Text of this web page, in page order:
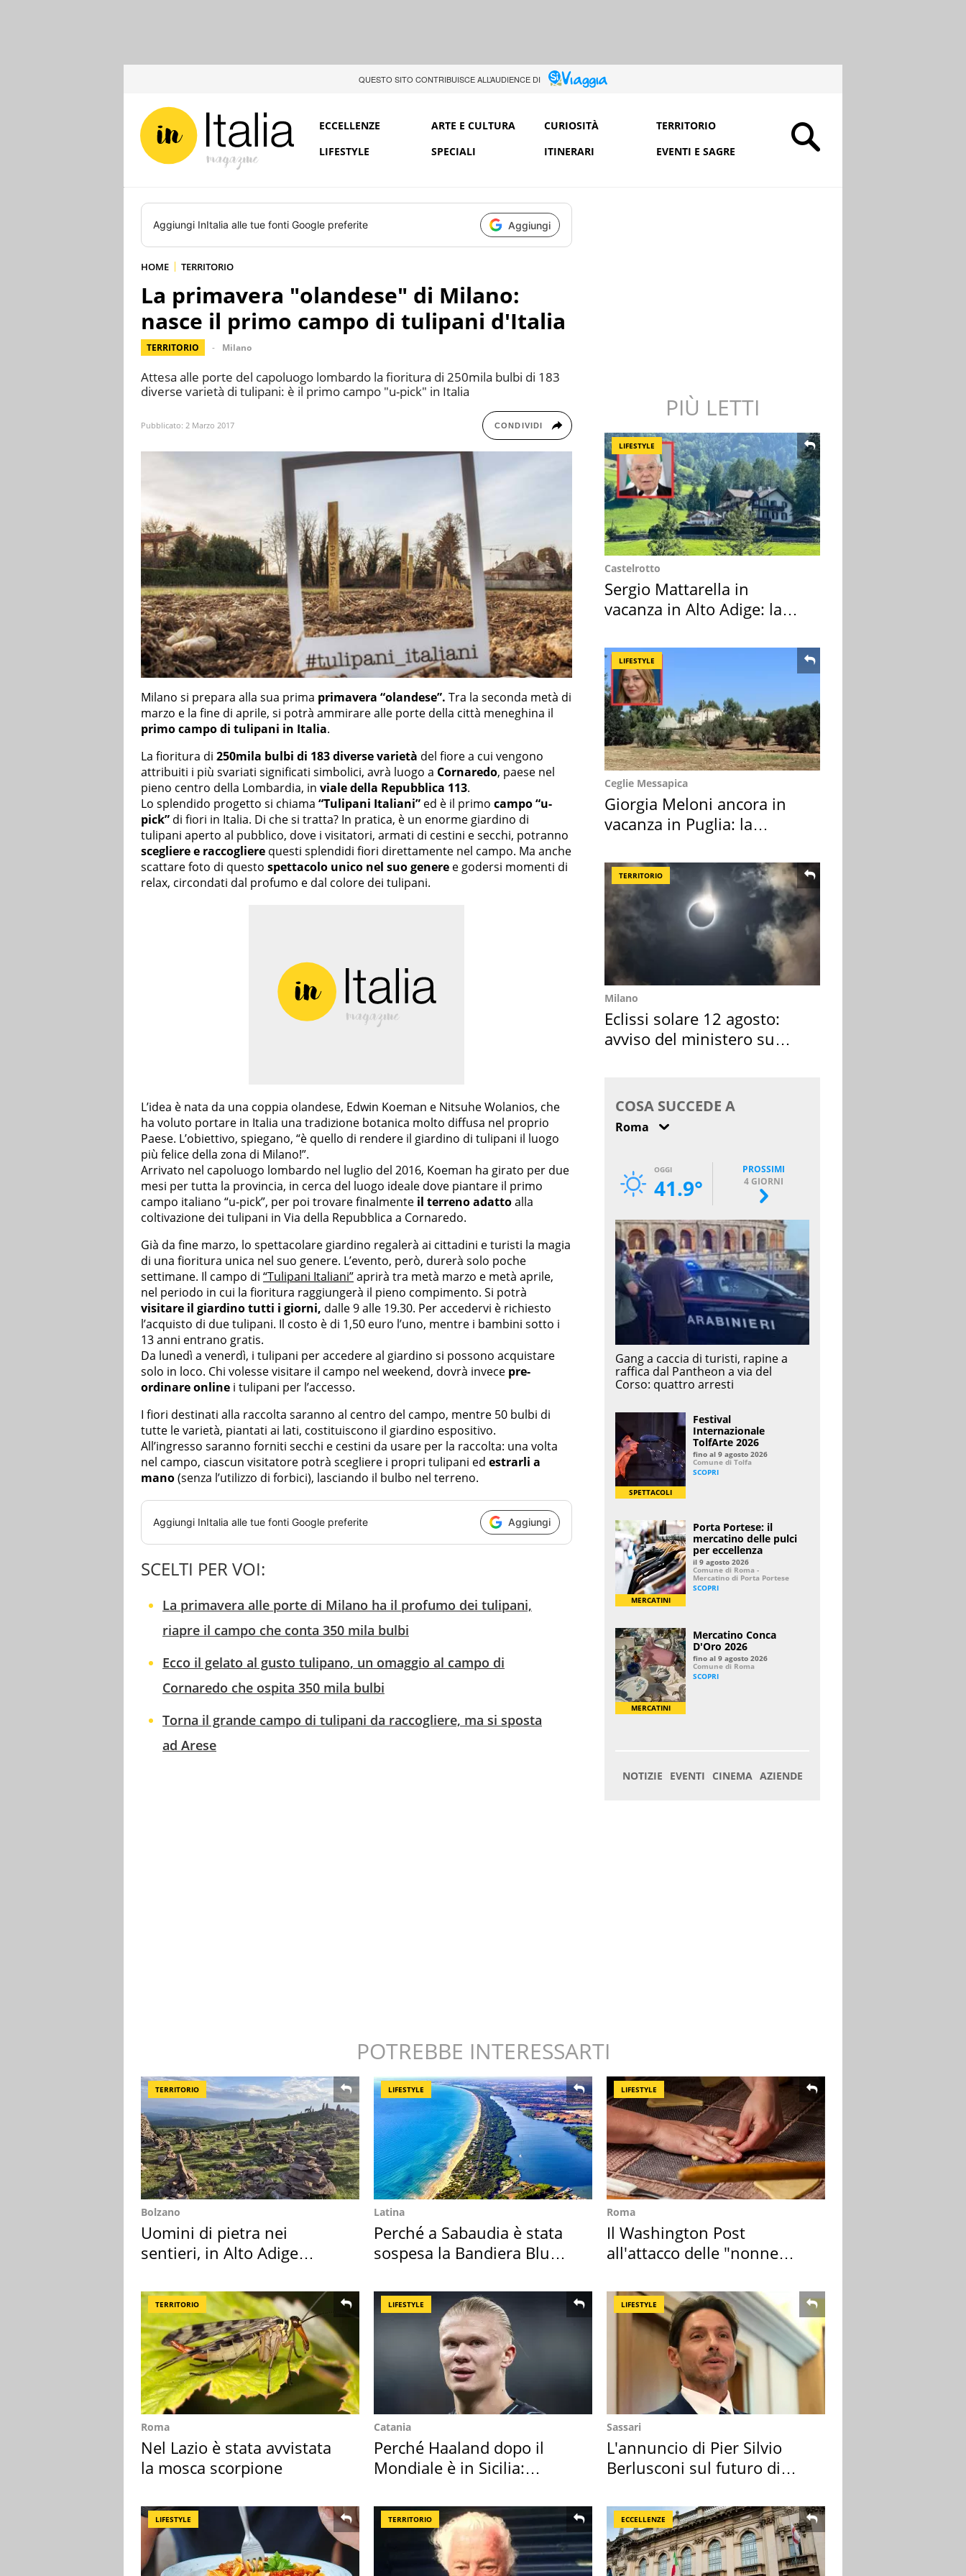
QUESTO SITO CONTRIBUISCE ALL’AUDIENCE DI
ECCELLENZE ARTE E CULTURA CURIOSITÀ
TERRITORIO
LIFESTYLE
SPECIALI ITINERARI EVENTI E SAGRE
Aggiungi InItalia alle tue fonti Google preferite Aggiungi
HOME TERRITORIO
La primavera "olandese" di Milano:
nasce il primo campo di tulipani d'Italia
TERRITORIO Milano
Attesa alle porte del capoluogo lombardo la fioritura di 250mila bulbi di 183
diverse varietà di tulipani: è il primo campo "u-pick" in Italia
Pubblicato: 2 Marzo 2017 CONDIVIDI
Milano si prepara alla sua prima primavera “olandese”. Tra la seconda metà di
marzo e la fine di aprile, si potrà ammirare alle porte della città meneghina il
primo campo di tulipani in Italia.
La fioritura di 250mila bulbi di 183 diverse varietà del fiore a cui vengono
attribuiti i più svariati significati simbolici, avrà luogo a Cornaredo, paese nel
pieno centro della Lombardia, in viale della Repubblica 113.
Lo splendido progetto si chiama “Tulipani Italiani” ed è il primo campo “u-
pick” di fiori in Italia. Di che si tratta? In pratica, è un enorme giardino di
tulipani aperto al pubblico, dove i visitatori, armati di cestini e secchi, potranno
scegliere e raccogliere questi splendidi fiori direttamente nel campo. Ma anche
scattare foto di questo spettacolo unico nel suo genere e godersi momenti di
relax, circondati dal profumo e dal colore dei tulipani.
L’idea è nata da una coppia olandese, Edwin Koeman e Nitsuhe Wolanios, che
ha voluto portare in Italia una tradizione botanica molto diffusa nel proprio
Paese. L’obiettivo, spiegano, “è quello di rendere il giardino di tulipani il luogo
più felice della zona di Milano!”.
Arrivato nel capoluogo lombardo nel luglio del 2016, Koeman ha girato per due
mesi per tutta la provincia, in cerca del luogo ideale dove piantare il primo
campo italiano “u-pick”, per poi trovare finalmente il terreno adattoalla
coltivazione dei tulipani in Via della Repubblica a Cornaredo.
Già da fine marzo, lo spettacolare giardino regalerà ai cittadini e turisti la magia
di una fioritura unica nel suo genere. L’evento, però, durerà solo poche
settimane. Il campo di “Tulipani Italiani”aprirà tra metà marzo e metà aprile,
nel periodo in cui la fioritura raggiungerà il pieno compimento. Si potrà
visitare il giardino tutti i giorni, dalle 9 alle 19.30. Per accedervi è richiesto
l’acquisto di due tulipani. Il costo è di 1,50 euro l’uno, mentre i bambini sotto i
13 anni entrano gratis.
Da lunedì a venerdì, i tulipani per accedere al giardino si possono acquistare
solo in loco. Chi volesse visitare il campo nel weekend, dovrà invece pre-
ordinare online i tulipani per l’accesso.
I fiori destinati alla raccolta saranno al centro del campo, mentre 50 bulbi di
tutte le varietà, piantati ai lati, costituiscono il giardino espositivo.
All’ingresso saranno forniti secchi e cestini da usare per la raccolta: una volta
nel campo, ciascun visitatore potrà scegliere i propri tulipani ed estrarli a
mano(senza l’utilizzo di forbici), lasciando il bulbo nel terreno.
Aggiungi InItalia alle tue fonti Google preferite Aggiungi
SCELTI PER VOI:
La primavera alle porte di Milano ha il profumo dei tulipani,
riapre il campo che conta 350 mila bulbi
Ecco il gelato al gusto tulipano, un omaggio al campo di
Cornaredo che ospita 350 mila bulbi
Torna il grande campo di tulipani da raccogliere, ma si sposta
ad Arese
PIÙ LETTI
LIFESTYLE
Castelrotto
Sergio Mattarella in
vacanza in Alto Adige: la
LIFESTYLE
Ceglie Messapica
Giorgia Meloni ancora in
vacanza in Puglia: la
TERRITORIO
Milano
Eclissi solare 12 agosto:
avviso del ministero su
POTREBBE INTERESSARTI
TERRITORIO
Bolzano
Uomini di pietra nei
sentieri, in Alto Adige
LIFESTYLE
Latina
Perché a Sabaudia è stata
sospesa la Bandiera Blu
LIFESTYLE
Roma
Il Washington Post
all'attacco delle "nonne
TERRITORIO
Roma
Nel Lazio è stata avvistata
la mosca scorpione
LIFESTYLE
Catania
Perché Haaland dopo il
Mondiale è in Sicilia:
LIFESTYLE
Sassari
L'annuncio di Pier Silvio
Berlusconi sul futuro di
LIFESTYLE TERRITORIO ECCELLENZE